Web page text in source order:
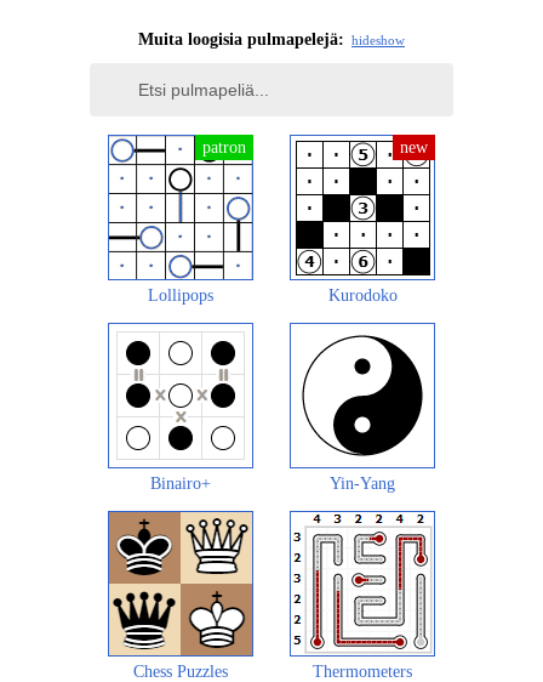
Muita loogisia pulmapelejä: hideshow
Lollipops Kurodoko
Binairo+ Yin-Yang
Chess Puzzles Thermometers